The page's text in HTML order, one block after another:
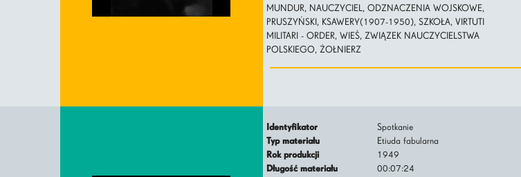
MUNDUR, NAUCZYCIEL, ODZNACZENIA WOJSKOWE,
PRUSZYŃSKI, KSAWERY(1907-1950), SZKOŁA, VIRTUTI
MILITARI - ORDER, WIEŚ, ZWIĄZEK NAUCZYCIELSTWA
POLSKIEGO, ŻOŁNIERZ
Identyfikator
Spotkanie
Typ materiału
Etiuda fabularna
Rok produkcji
1949
Długość materiału
00:07:24